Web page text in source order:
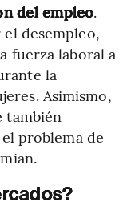
del empleo.
desempleo,
fuerza laboral a
la
Asimismo,
también
problema de